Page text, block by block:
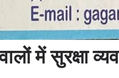
में सुरक्षा